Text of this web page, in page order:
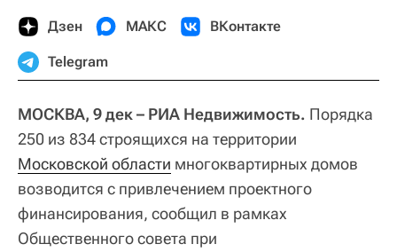
Дзен МАКС ВКонтакте
Telegram
МОСКВА, 9 дек – РИА Недвижимость. Порядка
250 из 834 строящихся на территории
Московской области многоквартирных домов
возводится с привлечением проектного
финансирования, сообщил в рамках
Общественного совета при